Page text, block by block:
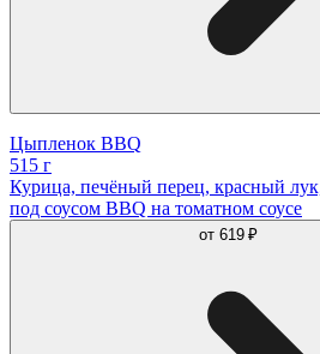
Цыпленок BBQ
515 г
Курица, печёный перец, красный
под соусом BBQ на томатном соусе
от 619 ₽